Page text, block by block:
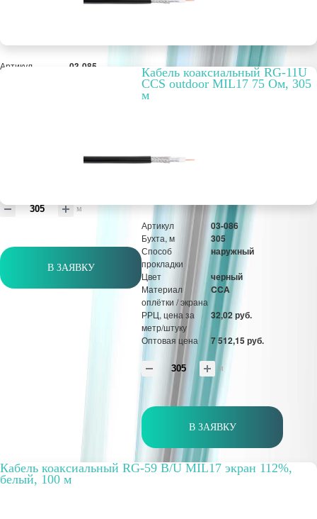
Артикул 03-085
31,28 руб.
м
В ЗАЯВКУ
Кабель коаксиальный RG-11U
CCS outdoor MIL17 75 Ом, 305
м
Артикул 03-086
Бухта, м 305
Способ
прокладки
наружный
Цвет черный
Материал
оплётки / экрана
CCA
РРЦ, цена за
метр/штуку
32,02 руб.
Оптовая цена 7 512,15 руб.
м
В ЗАЯВКУ
Кабель коаксиальный RG-59 B/U MIL17 экран 112%,
белый, 100 м